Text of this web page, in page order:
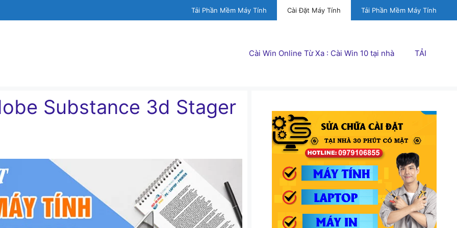
Tải Phần Mềm Máy Tính Cài Đặt Máy Tính Tải Phần Mềm Máy Tính
Cài Win Online Từ Xa : Cài Win 10 tại nhà TẢI
Substance 3d Stager